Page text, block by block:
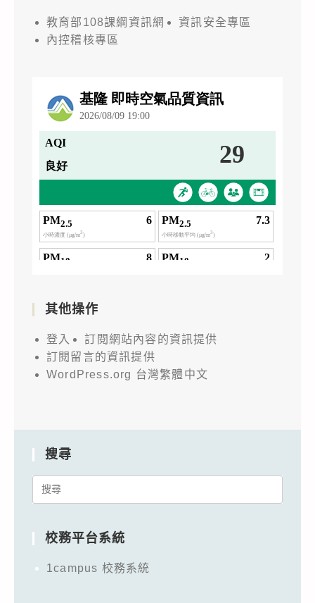
教育部108課綱資訊網
資訊安全專區
內控稽核專區
其他操作
登入
訂閱網站內容的資訊提供
訂閱留言的資訊提供
WordPress.org 台灣繁體中文
搜尋
Search
校務平台系統
1campus 校務系統